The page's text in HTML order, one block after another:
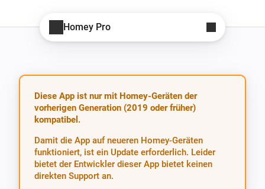
Homey Pro
Diese App ist nur mit Homey-Geräten der
vorherigen Generation (2019 oder früher)
kompatibel.
Damit die App auf neueren Homey-Geräten
funktioniert, ist ein Update erforderlich. Leider
bietet der Entwickler dieser App bietet keinen
direkten Support an.